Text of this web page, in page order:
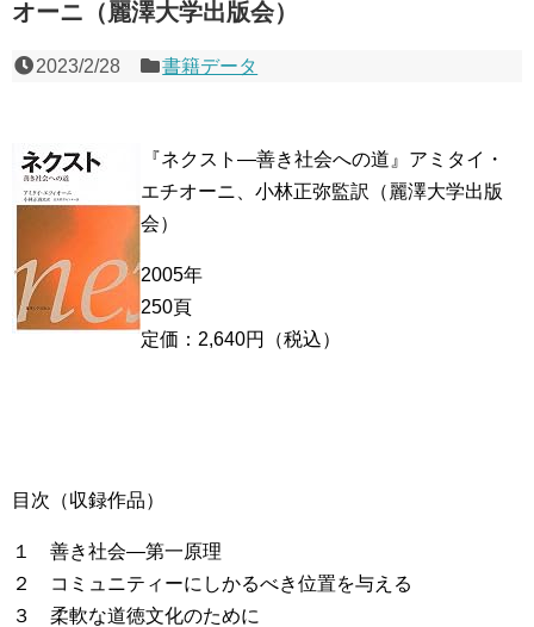
オーニ（麗澤大学出版会）
2023/2/28 書籍データ
『ネクスト―善き社会への道』アミタイ・
エチオーニ、小林正弥監訳（麗澤大学出版
会）
2005年
250頁
定価：2,640円（税込）
目次（収録作品）
１ 善き社会―第一原理
２ コミュニティーにしかるべき位置を与える
３ 柔軟な道徳文化のために